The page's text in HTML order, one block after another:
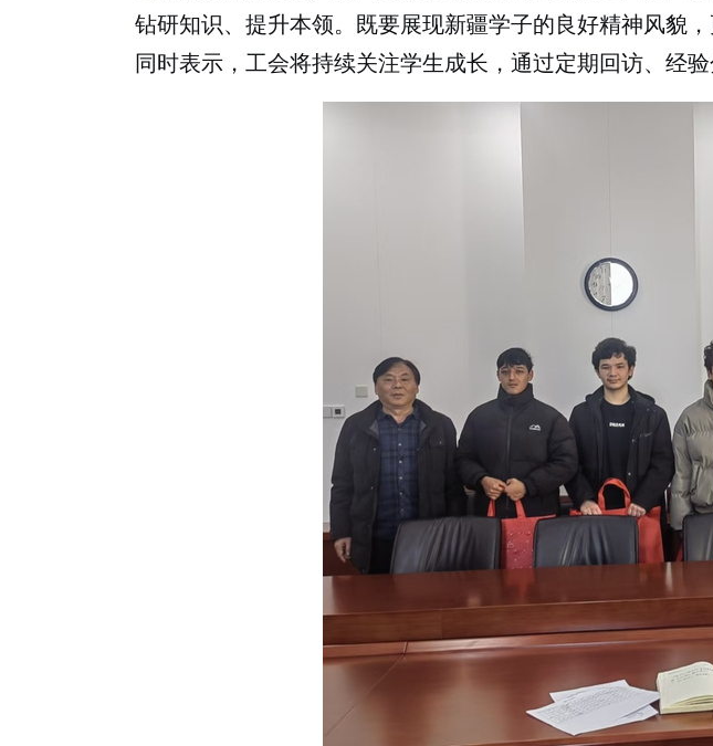
钻研知识、提升本领。既要展现新疆学子的良好精神风貌
同时表示，工会将持续关注学生成长，通过定期回访、经